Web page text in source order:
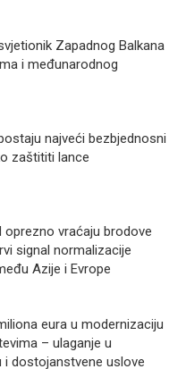
Zapadnog Balkana
i međunarodnog
najveći bezbjednosni
zaštititi lance
oprezno vraćaju brodove
signal normalizacije
Azije i Evrope
eura u modernizaciju
– ulaganje u
i dostojanstvene uslove